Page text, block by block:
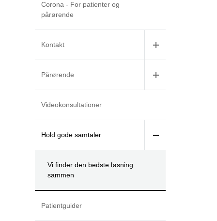
Corona - For patienter og
pårørende
Kontakt
Pårørende
Videokonsultationer
Hold gode samtaler
Vi finder den bedste løsning
sammen
Patientguider